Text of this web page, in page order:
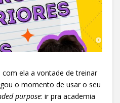
ela a vontade de treinar
o momento de usar o seu
purpose: ir pra academia